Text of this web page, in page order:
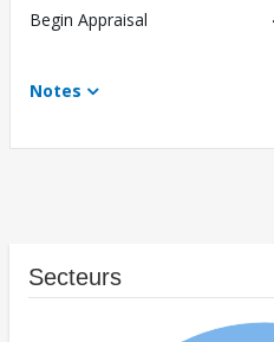
Begin Appraisal
Notes
Secteurs